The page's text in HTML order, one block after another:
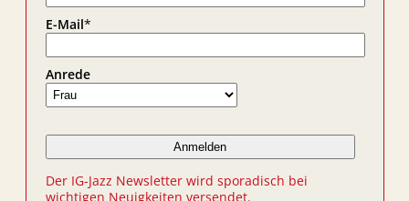
E-Mail*
Anrede
Der IG-Jazz Newsletter wird sporadisch bei
wichtigen Neuigkeiten versendet.